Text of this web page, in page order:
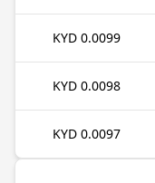
0.0099 KYD
0.0098 KYD
0.0097 KYD